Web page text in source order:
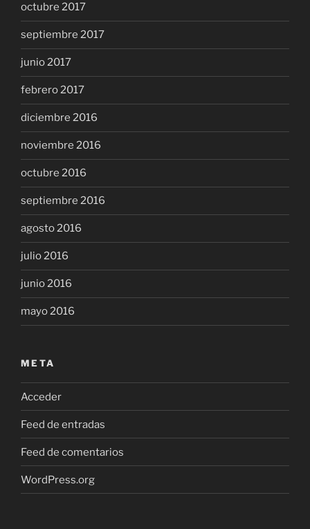
octubre 2017
septiembre 2017
junio 2017
febrero 2017
diciembre 2016
noviembre 2016
octubre 2016
septiembre 2016
agosto 2016
julio 2016
junio 2016
mayo 2016
META
Acceder
Feed de entradas
Feed de comentarios
WordPress.org